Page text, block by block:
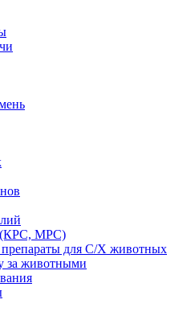
(КРС, МРС)
для С/Х животных
за животными